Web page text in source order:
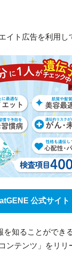
イト広告を利用し
公式サイト
知ることができ
ンテンツ」をリリ